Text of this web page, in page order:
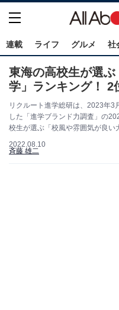
連載 ライフ グルメ 社
東海の高校生が選
学」ランキング！ 2
リクルート進学総研は、2023年
した「進学ブランド力調査」の
校生が選ぶ「校風や雰囲気が良い
2022.08.10
斉藤 雄二